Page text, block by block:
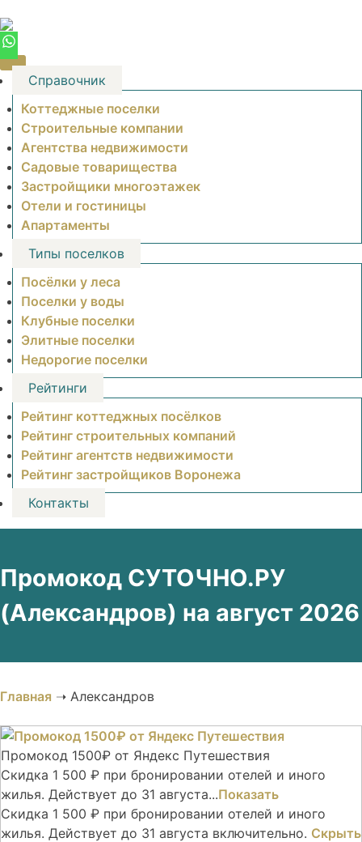
to
content
Справочник
Коттеджные поселки
Строительные компании
Агентства недвижимости
Садовые товарищества
Застройщики многоэтажек
Отели и гостиницы
Апартаменты
Типы поселков
Посёлки у леса
Поселки у воды
Клубные поселки
Элитные поселки
Недорогие поселки
Рейтинги
Рейтинг коттеджных посёлков
Рейтинг строительных компаний
Рейтинг агентств недвижимости
Рейтинг застройщиков Воронежа
Контакты
Промокод СУТОЧНО.РУ
(Александров) на август 2026
Главная ➝ Александров
Промокод 1500₽ от Яндекс Путешествия
Скидка 1 500 ₽ при бронировании отелей и иного
жилья. Действует до 31 августа...Показать
Скидка 1 500 ₽ при бронировании отелей и иного
жилья. Действует до 31 августа включительно. Скрыть